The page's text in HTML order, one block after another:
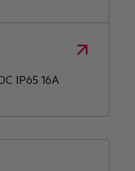
IP65 16A